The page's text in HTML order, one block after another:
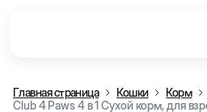
Главная страница Кошки Корм